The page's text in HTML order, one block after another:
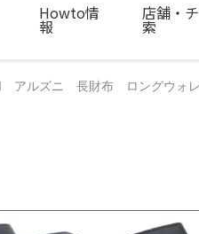
Howto情
報
店舗・
索
アルズニ 長財布 ロングウォレ